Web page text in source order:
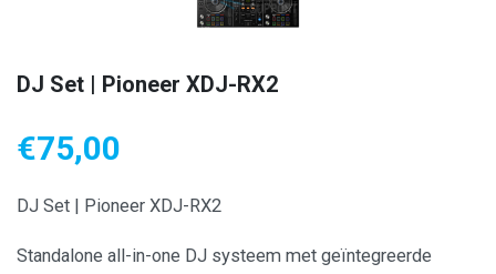
DJ Set | Pioneer XDJ-RX2
€75,00
DJ Set | Pioneer XDJ-RX2
Standalone all-in-one DJ systeem met geïntegreerde